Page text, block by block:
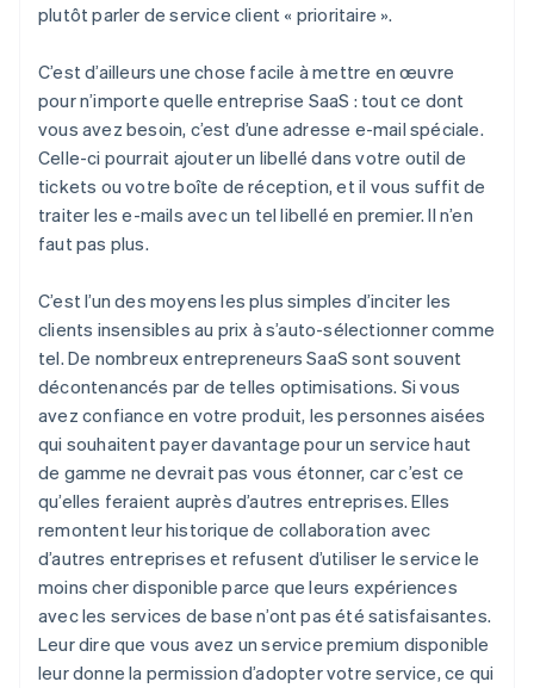
plutôt parler de service client « prioritaire ».
C’est d’ailleurs une chose facile à mettre en œuvre
pour n’importe quelle entreprise SaaS : tout ce dont
vous avez besoin, c’est d’une adresse e-mail spéciale.
Celle-ci pourrait ajouter un libellé dans votre outil de
tickets ou votre boîte de réception, et il vous suffit de
traiter les e-mails avec un tel libellé en premier. Il n’en
faut pas plus.
C’est l’un des moyens les plus simples d’inciter les
clients insensibles au prix à s’auto-sélectionner comme
tel. De nombreux entrepreneurs SaaS sont souvent
décontenancés par de telles optimisations. Si vous
avez confiance en votre produit, les personnes aisées
qui souhaitent payer davantage pour un service haut
de gamme ne devrait pas vous étonner, car c’est ce
qu’elles feraient auprès d’autres entreprises. Elles
remontent leur historique de collaboration avec
d’autres entreprises et refusent d’utiliser le service le
moins cher disponible parce que leurs expériences
avec les services de base n’ont pas été satisfaisantes.
Leur dire que vous avez un service premium disponible
leur donne la permission d’adopter votre service, ce qui